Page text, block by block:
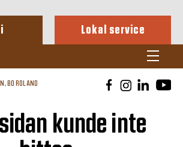
Lokal service
BO ROLAND
kunde inte